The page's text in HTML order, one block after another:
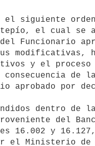
el cual se
Funcionario
modificativas,
y el proceso
de
aprobado por
dentro
del
16.002 y
el Ministerio de